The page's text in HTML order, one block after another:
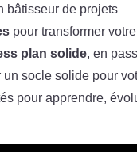
bâtisseur de projets
pour transformer votre
plan solide, en
un socle solide pour
pour apprendre,